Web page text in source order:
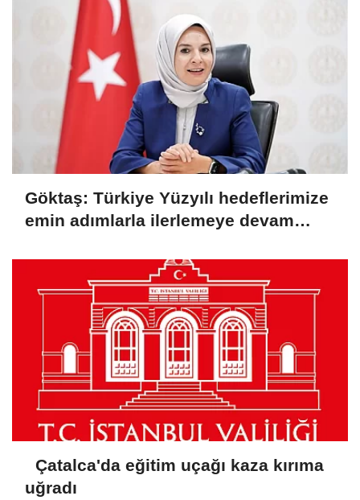
Göktaş: Türkiye Yüzyılı hedeflerimize
emin adımlarla ilerlemeye devam
Çatalca'da eğitim uçağı kaza kırıma
uğradı